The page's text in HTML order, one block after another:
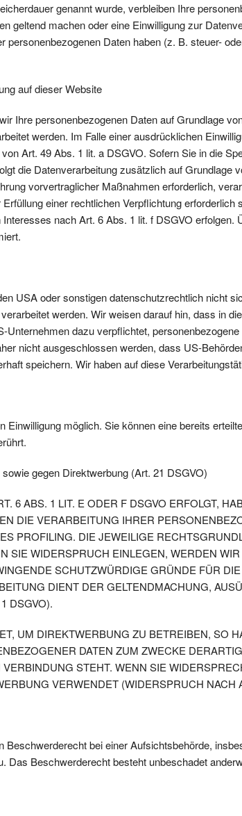
genannt wurde, verbleiben Ihre
geltend machen oder eine Einwilligung zur
Daten haben (z. B. steuer-
auf dieser Website
Ihre personenbezogenen Daten auf Grundlage
werden. Im Falle einer ausdrücklichen
Art. 49 Abs. 1 lit. a DSGVO. Sofern Sie in die
die Datenverarbeitung zusätzlich auf Grundlage
vorvertraglicher Maßnahmen erforderlich,
einer rechtlichen Verpflichtung
nach Art. 6 Abs. 1 lit. f DSGVO
USA oder sonstigen datenschutzrechtlich nicht
werden. Wir weisen darauf hin, dass in
dazu verpflichtet,
nicht ausgeschlossen werden, dass US-
speichern. Wir haben auf diese
möglich. Sie können eine bereits
gegen Direktwerbung (Art. 21 DSGVO)
6 ABS. 1 LIT. E ODER F DSGVO ERFOLGT,
DIE VERARBEITUNG IHRER
PROFILING. DIE JEWEILIGE
SIE WIDERSPRUCH EINLEGEN, WERDEN
SCHUTZWÜRDIGE GRÜNDE FÜR
DIENT DER GELTENDMACHUNG,
DSGVO).
UM DIREKTWERBUNG ZU BETREIBEN, SO
DATEN ZUM ZWECKE
STEHT. WENN SIE
VERWENDET (WIDERSPRUCH NACH
bei einer Aufsichtsbehörde,
Beschwerderecht besteht unbeschadet